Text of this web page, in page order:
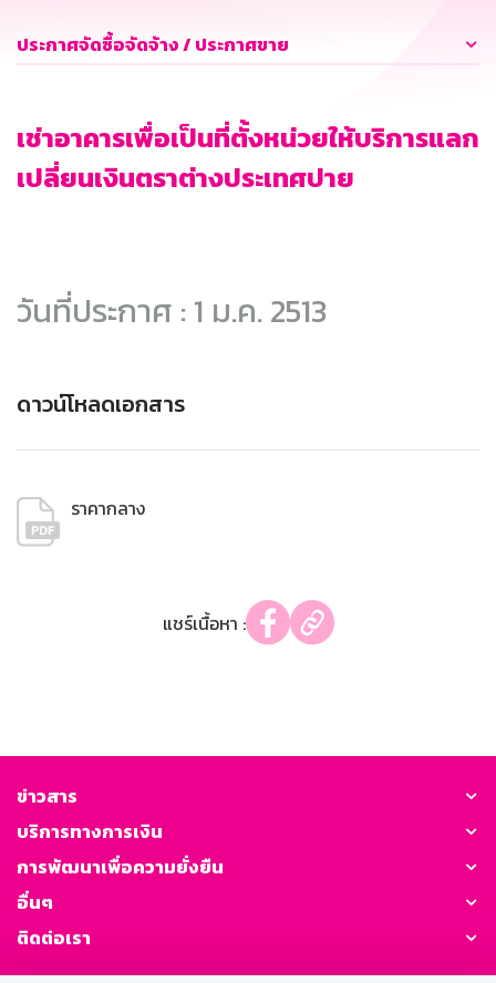
ประกาศจัดซื้อจัดจ้าง / ประกาศขาย
เช่าอาคารเพื่อเป็นที่ตั้งหน่วยให้บริการแลก
เปลี่ยนเงินตราต่างประเทศปาย
วันที่ประกาศ : 1 ม.ค. 2513
ดาวน์โหลดเอกสาร
ราคากลาง
แชร์เนื้อหา :
ข่าวสาร
บริการทางการเงิน
การพัฒนาเพื่อความยั่งยืน
อื่นๆ
ติดต่อเรา